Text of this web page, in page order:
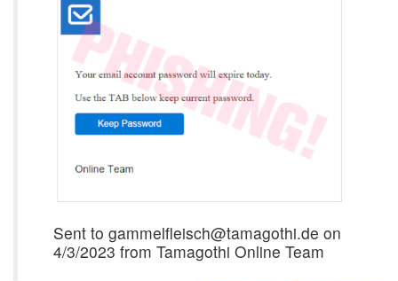
Sent to gammelfleisch@tamagothi.de on
4/3/2023 from Tamagothi Online Team